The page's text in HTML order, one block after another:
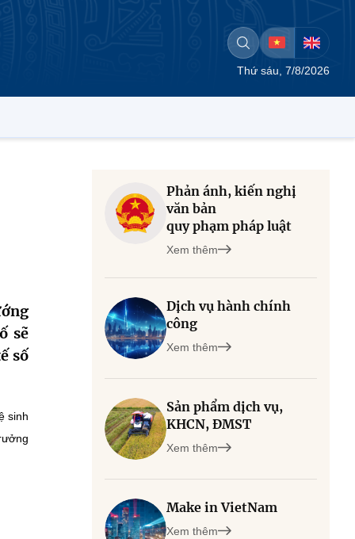
Thứ sáu, 7/8/2026
sẽ
số
sinh
Phản ánh, kiến nghị
văn bản
quy phạm pháp luật
Xem thêm
Dịch vụ hành chính
công
Xem thêm
Sản phẩm dịch vụ,
KHCN, ĐMST
Xem thêm
Make in VietNam
Xem thêm